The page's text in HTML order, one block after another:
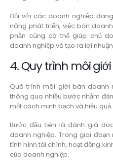
Đối với các doanh nghiệp
năng phát triển, việc bán
phần cũng có thể giúp chủ
doanh nghiệp và tạo ra lợi
4. Quy trình môi
Quá trình môi giới bán doanh
thông qua nhiều bước nhằm
một cách minh bạch và hiệu quả.
Bước đầu tiên là đánh giá
doanh nghiệp. Trong giai
tình hình tài chính, hoạt động
của doanh nghiệp.